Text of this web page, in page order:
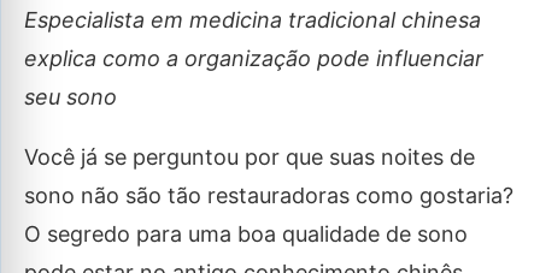
Especialista em medicina tradicional chinesa
explica como a organização pode influenciar
seu sono
Você já se perguntou por que suas noites de
sono não são tão restauradoras como gostaria?
O segredo para uma boa qualidade de sono